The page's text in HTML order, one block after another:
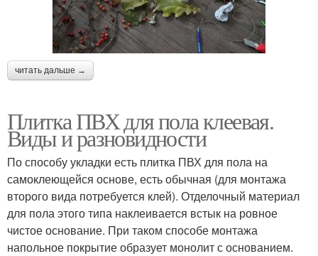
читать дальше →
Плитка ПВХ для пола клеевая.
Виды и разновидности
По способу укладки есть плитка ПВХ для пола на
самоклеющейся основе, есть обычная (для монтажа
второго вида потребуется клей). Отделочный материал
для пола этого типа наклеивается встык на ровное
чистое основание. При таком способе монтажа
напольное покрытие образует монолит с основанием.